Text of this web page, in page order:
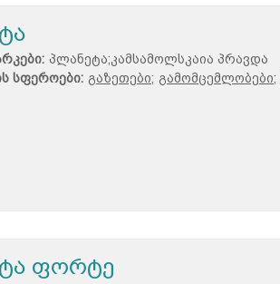
პლანეტა;კამსამოლსკაია პრავდა
სფეროები: გაზეთები; გამომცემლობები;
ფორტე